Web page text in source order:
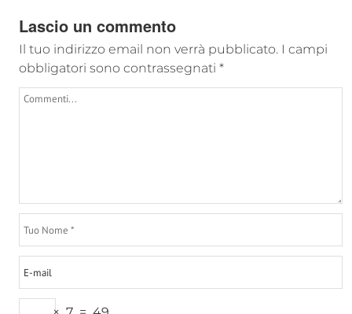
Lascio un commento
Il tuo indirizzo email non verrà pubblicato. I campi
obbligatori sono contrassegnati *